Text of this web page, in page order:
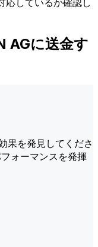
応しているか確認し
AGに送金す
果を発見してくださ
ォーマンスを発揮